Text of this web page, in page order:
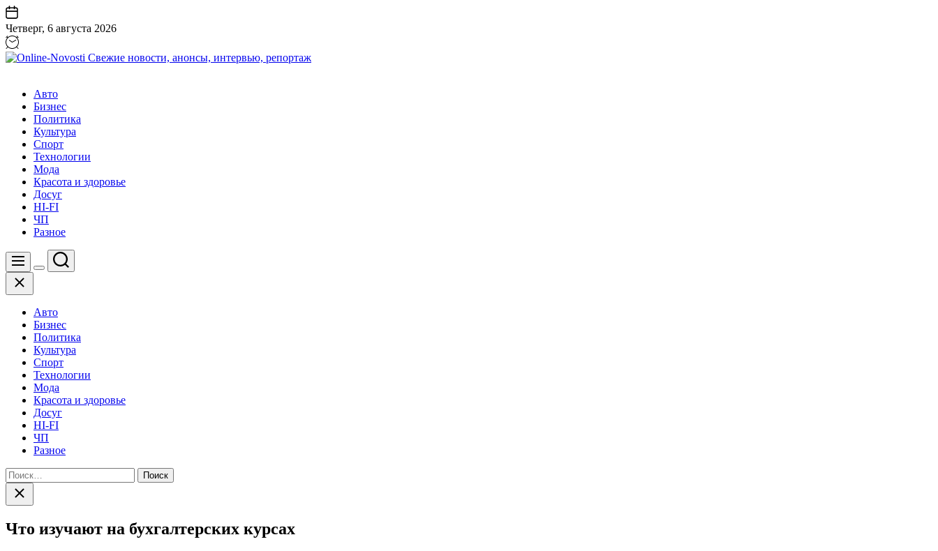
Перейти
к
содержанию
Четверг, 6 августа 2026
Свежие
новости,
анонсы,
интервью,
репортаж
Авто
Бизнес
Политика
Культура
Спорт
Технологии
Мода
Красота и здоровье
Досуг
HI-FI
ЧП
Разное
Меню
Цвет
Поиск
Закрыть
Авто
Бизнес
Политика
Культура
Спорт
Технологии
Мода
Красота и здоровье
Досуг
HI-FI
ЧП
Разное
Найти:
Закрыть
поиск
Что изучают на бухгалтерских курсах